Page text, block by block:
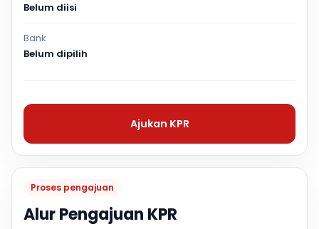
Proses pengajuan
Alur Pengajuan KPR
Belum diisi
Bank
Belum dipilih
Ajukan KPR